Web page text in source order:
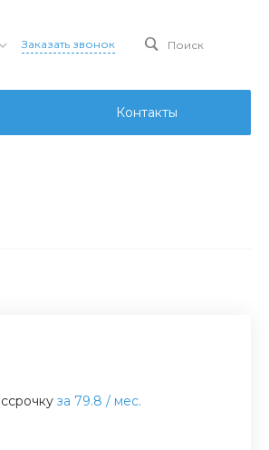
Заказать звонок Поиск
Контакты
за 79.8 / мес.